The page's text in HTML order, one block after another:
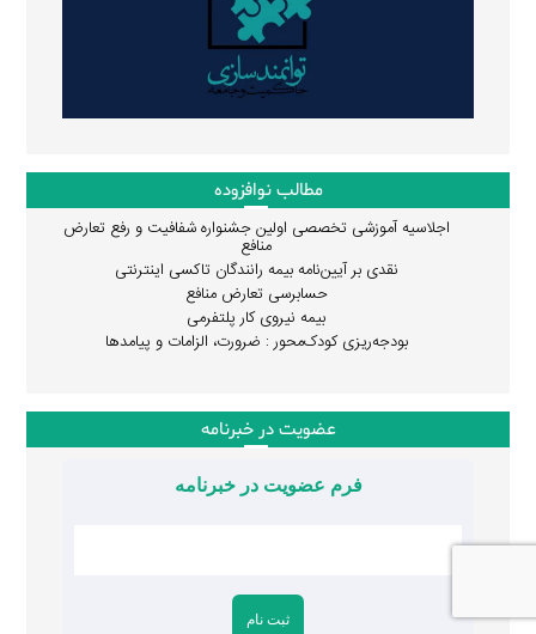
مطالب نوافزوده
اجلاسیه آموزشی تخصصی اولین جشنواره شفافیت و رفع تعارض
منافع
نقدی بر آیین‌نامه بیمه رانندگان تاکسی اینترنتی
حسابرسی تعارض منافع
بیمه نیروی کار پلتفرمی
بودجه‌ریزی کودک‌محور : ضرورت، الزامات و پیامدها
عضویت در خبرنامه
فرم عضویت در خبرنامه